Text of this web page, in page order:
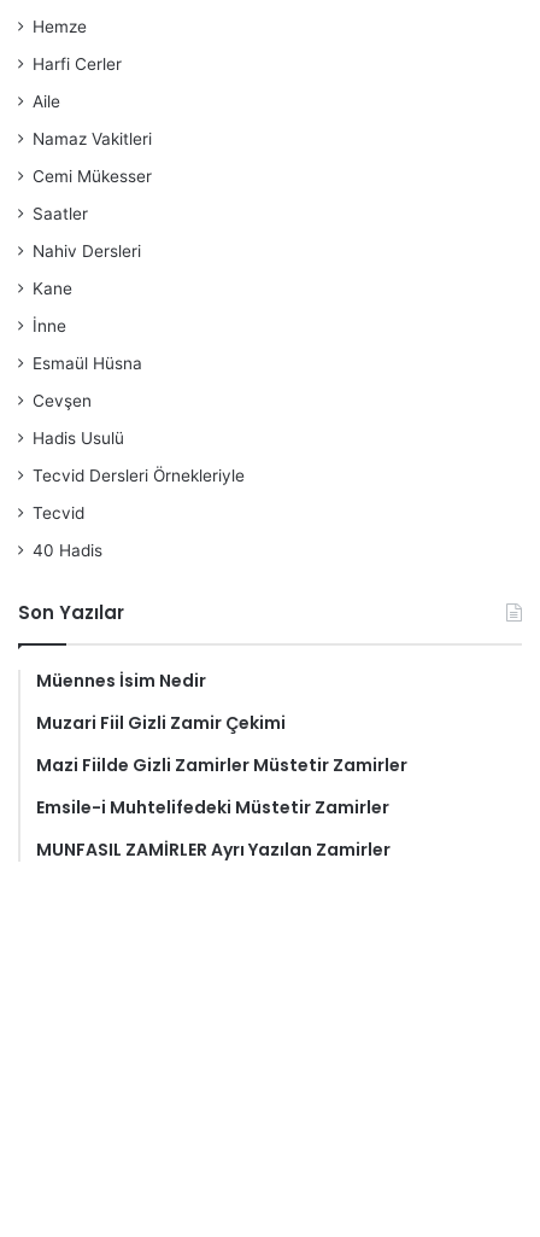
Hemze
Harfi Cerler
Aile
Namaz Vakitleri
Cemi Mükesser
Saatler
Nahiv Dersleri
Kane
İnne
Esmaül Hüsna
Cevşen
Hadis Usulü
Tecvid Dersleri Örnekleriyle
Tecvid
40 Hadis
Son Yazılar
Müennes İsim Nedir
Muzari Fiil Gizli Zamir Çekimi
Mazi Fiilde Gizli Zamirler Müstetir Zamirler
Emsile-i Muhtelifedeki Müstetir Zamirler
MUNFASIL ZAMİRLER Ayrı Yazılan Zamirler